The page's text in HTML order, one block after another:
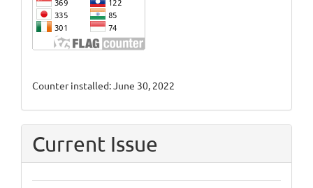
Counter installed: June 30, 2022
Current Issue